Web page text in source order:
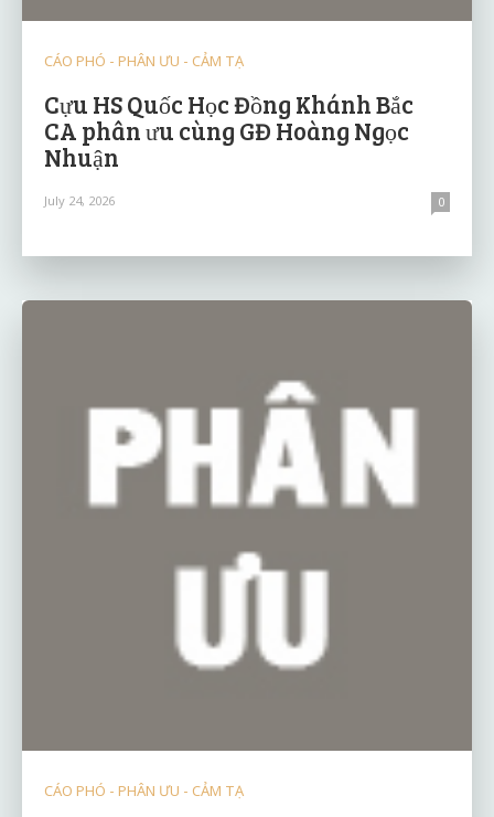
CÁO PHÓ - PHÂN ƯU - CẢM TẠ
Cựu HS Quốc Học Đồng Khánh Bắc
CA phân ưu cùng GĐ Hoàng Ngọc
Nhuận
July 24, 2026 0
CÁO PHÓ - PHÂN ƯU - CẢM TẠ